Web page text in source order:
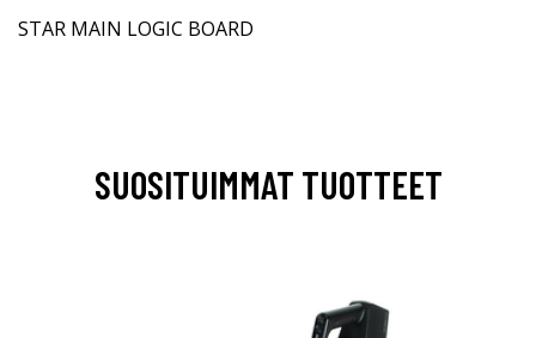
STAR MAIN LOGIC BOARD
SUOSITUIMMAT TUOTTEET